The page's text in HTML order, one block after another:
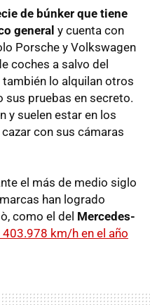
de búnker que tiene
general y cuenta con
Porsche y Volkswagen
coches a salvo del
lo alquilan otros
sus pruebas en secreto.
y suelen estar en los
con sus cámaras
el más de medio siglo
han logrado
como el del Mercedes-
403.978 km/h en el año